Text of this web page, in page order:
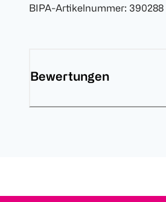
BIPA-Artikelnummer: 390288
Bewertungen